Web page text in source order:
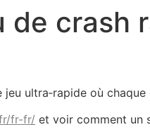
de
ultra‑rapide où
fr-fr/ et voir comment un